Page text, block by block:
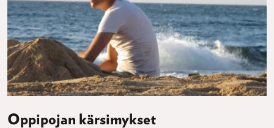
Oppipojan kärsimykset